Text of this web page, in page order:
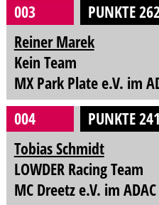
003
PUNKTE
Reiner Marek
Kein Team
MX Park Plate e.V. im
004
PUNKTE 241
Tobias Schmidt
LOWDER Racing Team
MC Dreetz e.V. im ADAC